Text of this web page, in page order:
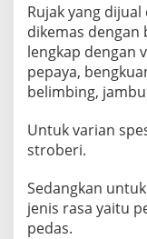
Rujak yang
dikemas
lengkap dengan
pepaya,
belimbing,
Untuk varian
stroberi.
Sedangkan
jenis rasa yaitu
pedas.